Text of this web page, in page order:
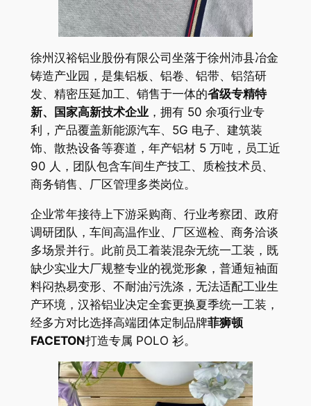
徐州汉裕铝业股份有限公司坐落于徐州沛县冶金
铸造产业园，是集铝板、铝卷、铝带、铝箔研
发、精密压延加工、销售于一体的省级专精特
新、国家高新技术企业，拥有 50 余项行业专
利，产品覆盖新能源汽车、5G 电子、建筑装
饰、散热设备等赛道，年产铝材 5 万吨，员工近
90 人，团队包含车间生产技工、质检技术员、
商务销售、厂区管理多类岗位。
企业常年接待上下游采购商、行业考察团、政府
调研团队，车间高温作业、厂区巡检、商务洽谈
多场景并行。此前员工着装混杂无统一工装，既
缺少实业大厂规整专业的视觉形象，普通短袖面
料闷热易变形、不耐油污洗涤，无法适配工业生
产环境，汉裕铝业决定全套更换夏季统一工装，
经多方对比选择高端团体定制品牌菲狮顿
FACETON打造专属 POLO 衫。